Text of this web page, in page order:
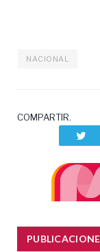
NACIONAL
COMPARTIR.